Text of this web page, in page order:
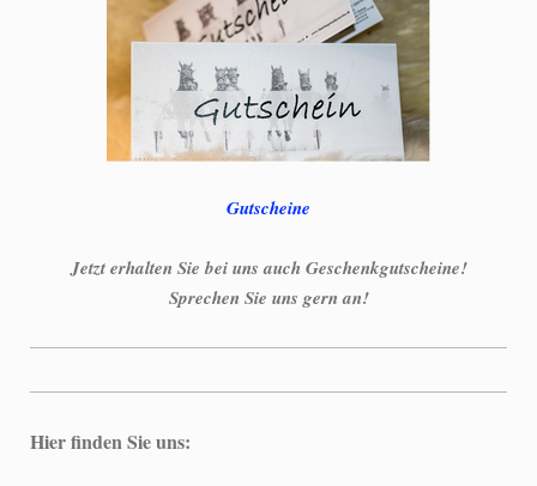
Gutscheine
Jetzt erhalten Sie bei uns auch Geschenkgutscheine!
Sprechen Sie uns gern an!
Hier finden Sie uns: